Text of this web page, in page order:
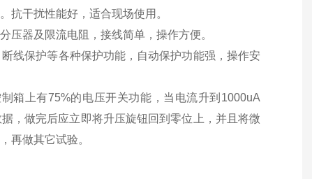
抗干扰性能好，适合现场使用。
器及限流电阻，接线简单，操作方便。
线保护等各种保护功能，自动保护功能强，操作安
箱上有75%的电压开关功能，当电流升到1000uA
，做完后应立即将升压旋钮回到零位上，并且将微
再做其它试验。